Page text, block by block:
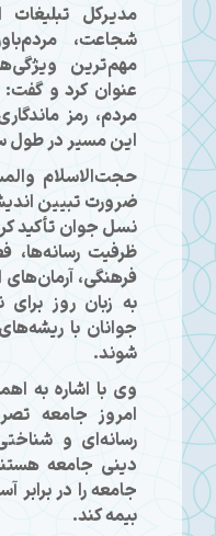
مدیرکل تبلیغات
شجاعت،
مهم‌ترین
عنوان کرد و گفت:
مردم، رمز
این مسیر در طول
حجت‌الاسلام
ضرورت تبیین
نسل جوان تأکید
ظرفیت
فرهنگی، آرمان‌های
به زبان روز
جوانان با
شوند.
وی با اشاره به
امروز جامعه
رسانه‌ای و
دینی جامعه
جامعه را در
بیمه کند.